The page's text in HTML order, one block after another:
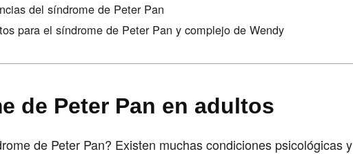
del síndrome de Peter Pan
para el síndrome de Peter Pan y complejo de Wendy
de Peter Pan en adultos
de Peter Pan? Existen muchas condiciones psicológicas y